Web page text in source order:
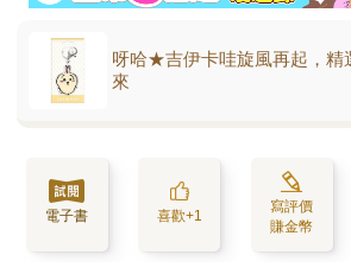
呀哈★吉伊卡哇旋風再起，精
來
電子書 喜歡+1
寫評價
賺金幣